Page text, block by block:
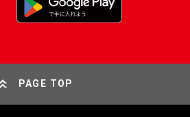
PAGE TOP